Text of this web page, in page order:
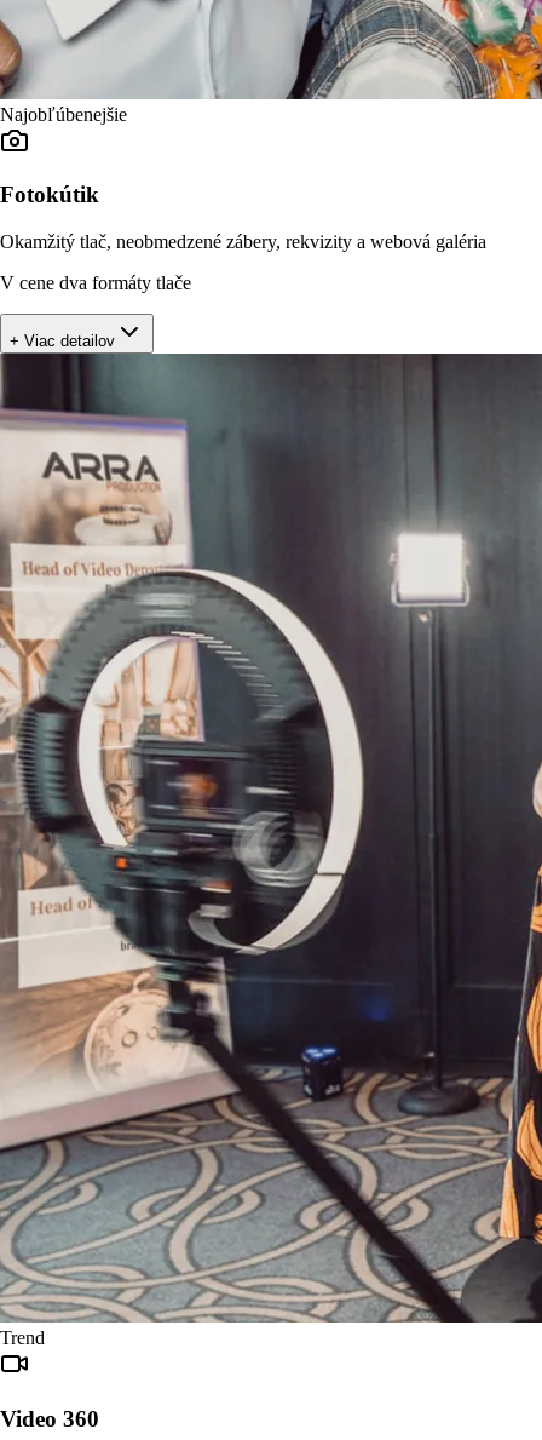
Najobľúbenejšie
Fotokútik
Okamžitý tlač, neobmedzené zábery, rekvizity a webová galéria
V cene dva formáty tlače
+ Viac detailov
Trend
Video 360